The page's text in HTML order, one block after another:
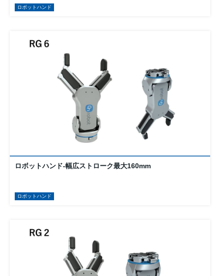
ロボットハンド
ロボットハンド-幅広ストローク最大160mm
ロボットハンド